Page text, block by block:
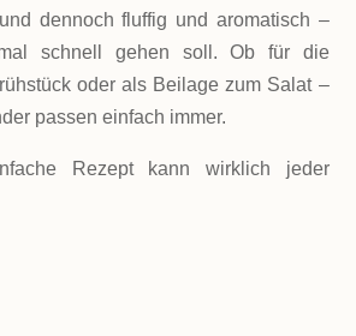
dennoch fluffig und aromatisch –
schnell gehen soll. Ob für die
oder als Beilage zum Salat –
passen einfach immer.
Rezept kann wirklich jeder